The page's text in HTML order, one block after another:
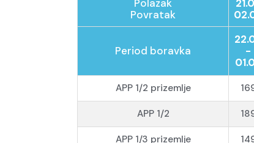
Polazak
Povratak
Period boravka
-
APP 1/2 prizemlje
APP 1/2
APP 1/3 prizemlje